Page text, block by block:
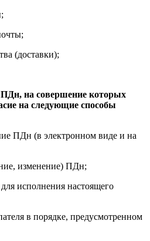
(доставки);
ПДн, на совершение которых
на следующие способы
ПДн (в электронном виде и на
изменение) ПДн;
исполнения настоящего
в порядке, предусмотренном